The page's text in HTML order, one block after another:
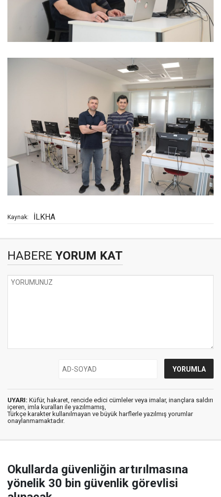
Kaynak: İLKHA
HABERE YORUM KAT
UYARI: Küfür, hakaret, rencide edici cümleler veya imalar, inançlara saldırı
içeren, imla kuralları ile yazılmamış,
Türkçe karakter kullanılmayan ve büyük harflerle yazılmış yorumlar
onaylanmamaktadır.
Okullarda güvenliğin artırılmasına
yönelik 30 bin güvenlik görevlisi